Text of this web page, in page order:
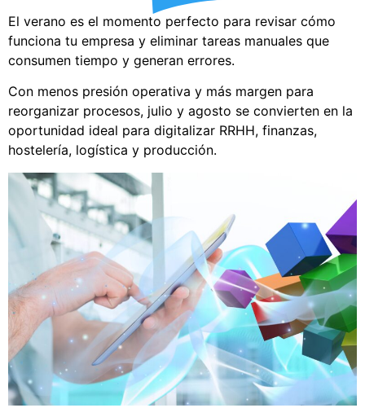
El verano es el momento perfecto para revisar cómo
funciona tu empresa y eliminar tareas manuales que
consumen tiempo y generan errores.
Con menos presión operativa y más margen para
reorganizar procesos, julio y agosto se convierten en la
oportunidad ideal para digitalizar RRHH, finanzas,
hostelería, logística y producción.